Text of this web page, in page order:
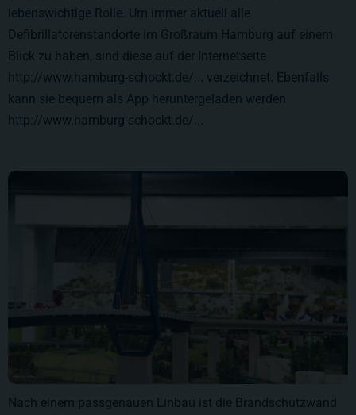
lebenswichtige Rolle. Um immer aktuell alle
Defibrillatorenstandorte im Großraum Hamburg auf einem
Blick zu haben, sind diese auf der Internetseite
http://www.hamburg-schockt.de/...
verzeichnet. Ebenfalls
kann sie bequem als App heruntergeladen werden
http://www.hamburg-schockt.de/...
Nach einem passgenauen Einbau ist die Brandschutzwand